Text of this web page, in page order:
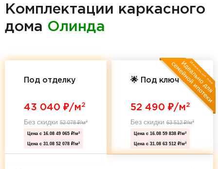
Комплектации каркасного
дома Олинда
Под отделку
43 040 ₽/м2
Без скидки 52 078₽/м2
Цена с 16.08 49 065 ₽/м2
Цена с 31.08 52 078 ₽/м2
🌟 Под ключ 🌟
52 490 ₽/м2
Без скидки 63 512₽/м2
Цена с 16.08 59 838 ₽/м2
Цена с 31.08 63 512 ₽/м2